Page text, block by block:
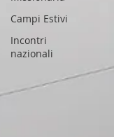
Campi Estivi
Incontri
nazionali